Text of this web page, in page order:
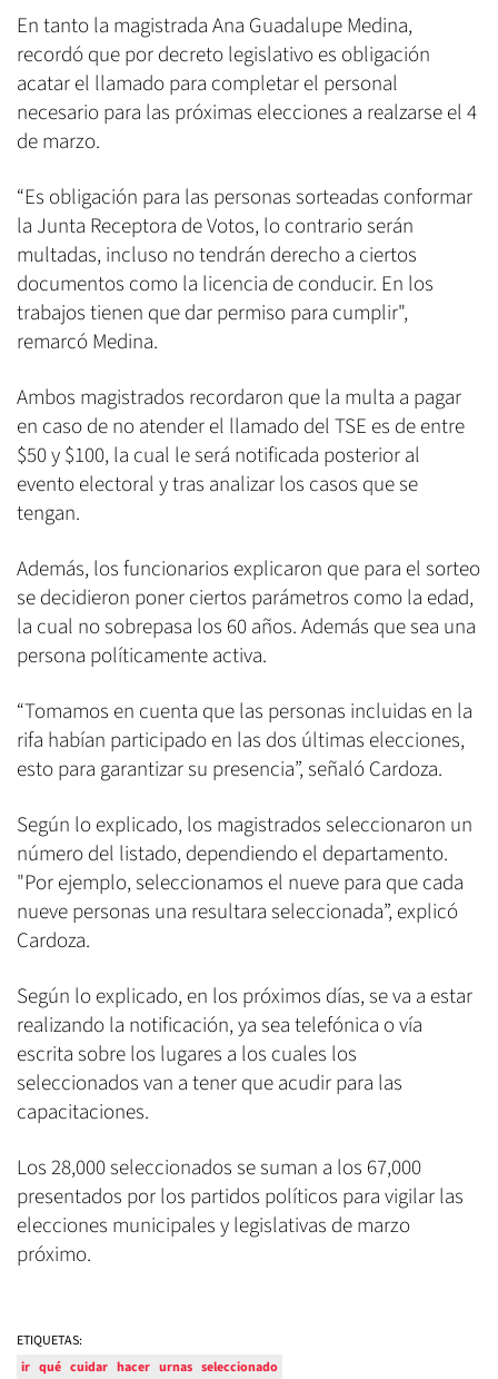
En tanto la magistrada Ana Guadalupe Medina,
recordó que por decreto legislativo es obligación
acatar el llamado para completar el personal
necesario para las próximas elecciones a realzarse el 4
de marzo.
“Es obligación para las personas sorteadas conformar
la Junta Receptora de Votos, lo contrario serán
multadas, incluso no tendrán derecho a ciertos
documentos como la licencia de conducir. En los
trabajos tienen que dar permiso para cumplir",
remarcó Medina.
Ambos magistrados recordaron que la multa a pagar
en caso de no atender el llamado del TSE es de entre
$50 y $100, la cual le será notificada posterior al
evento electoral y tras analizar los casos que se
tengan.
Además, los funcionarios explicaron que para el sorteo
se decidieron poner ciertos parámetros como la edad,
la cual no sobrepasa los 60 años. Además que sea una
persona políticamente activa.
“Tomamos en cuenta que las personas incluidas en la
rifa habían participado en las dos últimas elecciones,
esto para garantizar su presencia”, señaló Cardoza.
Según lo explicado, los magistrados seleccionaron un
número del listado, dependiendo el departamento.
"Por ejemplo, seleccionamos el nueve para que cada
nueve personas una resultara seleccionada”, explicó
Cardoza.
Según lo explicado, en los próximos días, se va a estar
realizando la notificación, ya sea telefónica o vía
escrita sobre los lugares a los cuales los
seleccionados van a tener que acudir para las
capacitaciones.
Los 28,000 seleccionados se suman a los 67,000
presentados por los partidos políticos para vigilar las
elecciones municipales y legislativas de marzo
próximo.
ETIQUETAS:
ir qué cuidar hacer urnas seleccionado